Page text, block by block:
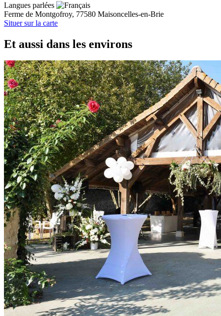
Langues parlées
Ferme de Montgofroy, 77580 Maisoncelles-en-Brie
Situer sur la carte
Et aussi dans les environs